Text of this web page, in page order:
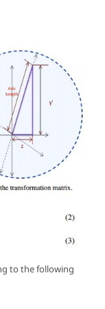
to the following